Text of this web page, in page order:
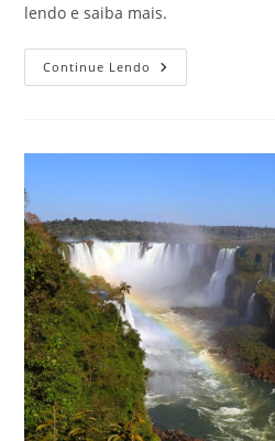
lendo e saiba mais.
Continue Lendo Sossego
No
Incríveis